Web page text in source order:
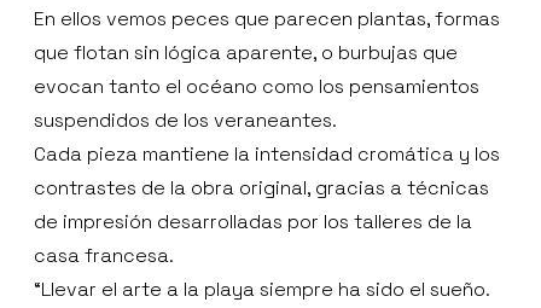
En ellos vemos peces que parecen plantas, formas
que flotan sin lógica aparente, o burbujas que
evocan tanto el océano como los pensamientos
suspendidos de los veraneantes.
Cada pieza mantiene la intensidad cromática y los
contrastes de la obra original, gracias a técnicas
de impresión desarrolladas por los talleres de la
casa francesa.
“Llevar el arte a la playa siempre ha sido el sueño.